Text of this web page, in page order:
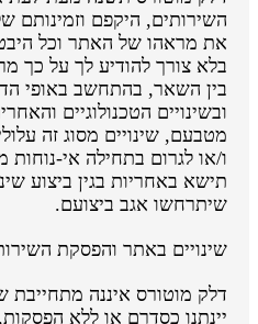
השירותים, היקפם וזמינותם של
את מראהו של האתר וכל היבט
בלא צורך להודיע לך על כך
בין השאר, בהתחשב באופי
ובשינויים הטכנולוגיים
מטבעם, שינויים מסוג זה
ו/או לגרום בתחילה אי-נוחות
תישא באחריות בגין ביצוע
שיתרחשו אגב ביצועם.
שינויים באתר והפסקת השירות.
דלק מוטורס איננה מתחייבת
יינתנו כסדרם או ללא הפסקות,